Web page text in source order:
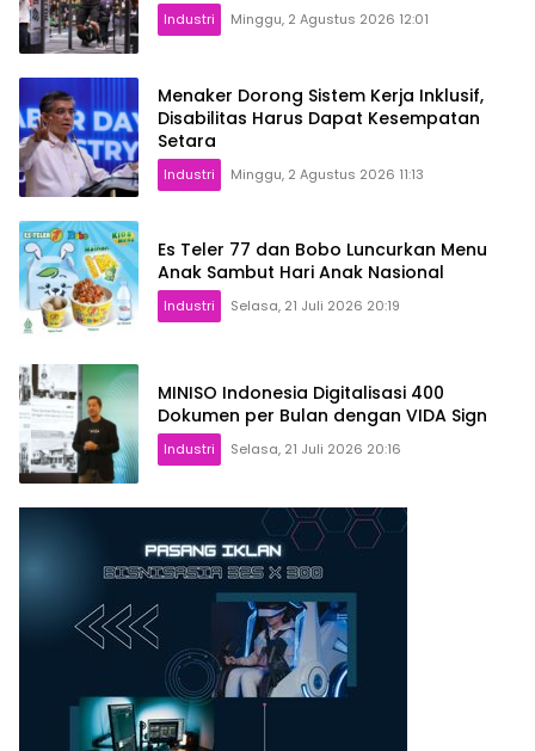
Industri Minggu, 2 Agustus 2026 12:01
Menaker Dorong Sistem Kerja Inklusif,
Disabilitas Harus Dapat Kesempatan
Setara
Industri Minggu, 2 Agustus 2026 11:13
Es Teler 77 dan Bobo Luncurkan Menu
Anak Sambut Hari Anak Nasional
Industri Selasa, 21 Juli 2026 20:19
MINISO Indonesia Digitalisasi 400
Dokumen per Bulan dengan VIDA Sign
Industri Selasa, 21 Juli 2026 20:16